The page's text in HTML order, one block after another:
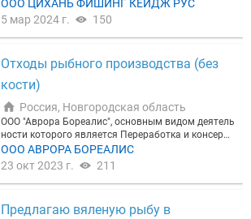
ашего плавучего сооруженияНаш сайт
ООО ЦИХАНЬ ФИШИНГ КЕЙДЖ РУС
5 мар 2024 г.
150
Отходы рыбного производства (без
кости)
Россия, Новгородская область
ООО "Аврора Бореалис", основным видом деятель
ности которого является Переработка и консерви
рование рыбы, ракообразных и моллюсков, прод
аст отходы рыбного производства. Филе минтая,
крошки (без кости, хитина). Данная продукция от
кам, кроликам и т.п), свиньям, курам. Рыбные отх
ООО АВРОРА БОРЕАЛИС
23 окт 2023 г.
211
Предлагаю вяленую рыбу в